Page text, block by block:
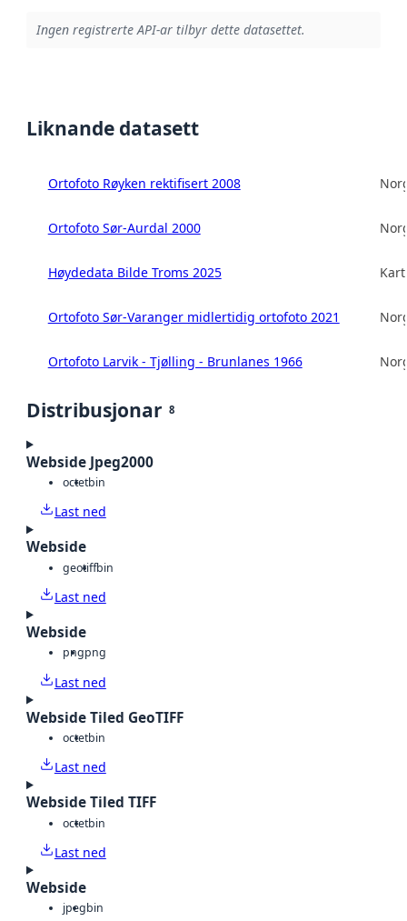
Ingen registrerte API-ar tilbyr dette datasettet.
Liknande datasett
Ortofoto Røyken rektifisert 2008
Ortofoto Sør-Aurdal 2000
Høydedata Bilde Troms 2025
Ortofoto Sør-Varanger midlertidig ortofoto 2021
Ortofoto Larvik - Tjølling - Brunlanes 1966
Distribusjonar 8
Webside Jpeg2000
octetbin
Last ned
Webside
geotiffbin
Last ned
Webside
pngpng
Last ned
Webside Tiled GeoTIFF
octetbin
Last ned
Webside Tiled TIFF
octetbin
Last ned
Webside
jpegbin